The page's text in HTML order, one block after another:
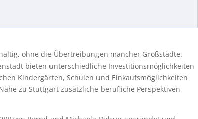
ohne die Übertreibungen mancher Großstädte.
bieten unterschiedliche Investitionsmöglichkeiten
Kindergärten, Schulen und Einkaufsmöglichkeiten
zu Stuttgart zusätzliche berufliche Perspektiven